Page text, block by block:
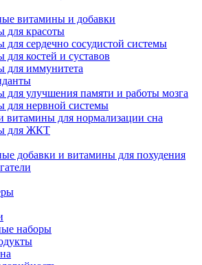
витамины и добавки
для красоты
сердечно сосудистой системы
костей и суставов
для иммунитета
для улучшения памяти и работы мозга
для нервной системы
витамины для нормализации сна
для ЖКТ
добавки и витамины для похудения
наборы